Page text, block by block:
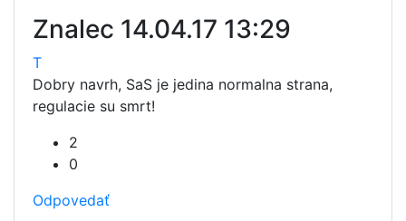
Znalec 14.04.17 13:29
T
Dobry navrh, SaS je jedina normalna strana,
regulacie su smrt!
2
0
Odpovedať